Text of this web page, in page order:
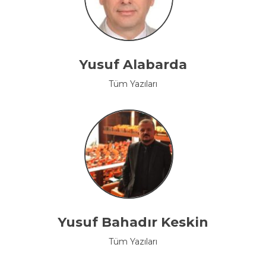
Yusuf Alabarda
Tüm Yazıları
Yusuf Bahadır Keskin
Tüm Yazıları